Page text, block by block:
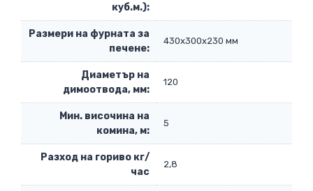
куб.м.):
Размери на фурната за
печене:
430х300х230 мм
Диаметър на
димоотвода, мм:
120
Мин. височина на
комина, м:
5
Разход на гориво кг/
час
2,8